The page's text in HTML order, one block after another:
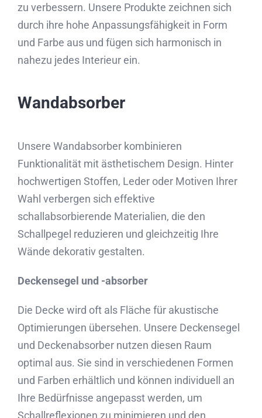
zu verbessern. Unsere Produkte zeichnen sich
durch ihre hohe Anpassungsfähigkeit in Form
und Farbe aus und fügen sich harmonisch in
nahezu jedes Interieur ein.
Wandabsorber
Unsere Wandabsorber kombinieren
Funktionalität mit ästhetischem Design. Hinter
hochwertigen Stoffen, Leder oder Motiven Ihrer
Wahl verbergen sich effektive
schallabsorbierende Materialien, die den
Schallpegel reduzieren und gleichzeitig Ihre
Wände dekorativ gestalten.
Deckensegel und -absorber
Die Decke wird oft als Fläche für akustische
Optimierungen übersehen. Unsere Deckensegel
und Deckenabsorber nutzen diesen Raum
optimal aus. Sie sind in verschiedenen Formen
und Farben erhältlich und können individuell an
Ihre Bedürfnisse angepasst werden, um
Schallreflexionen zu minimieren und den